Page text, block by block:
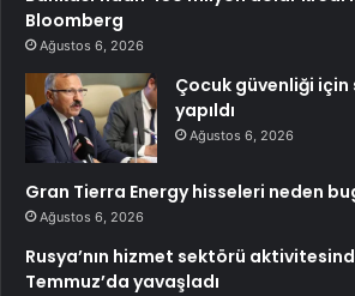
Bloomberg
Ağustos 6, 2026
Çocuk güvenliği
yapıldı
Ağustos 6, 2026
Gran Tierra Energy hisseleri neden
Ağustos 6, 2026
Rusya’nın hizmet sektörü
Temmuz’da yavaşladı